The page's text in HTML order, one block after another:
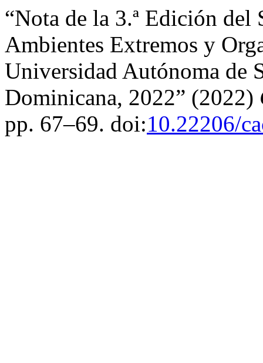
“Nota de la 3.ª Edición
Ambientes Extremos y
Universidad Autónoma de
Dominicana, 2022” (2022)
pp. 67–69. doi:10.22206/